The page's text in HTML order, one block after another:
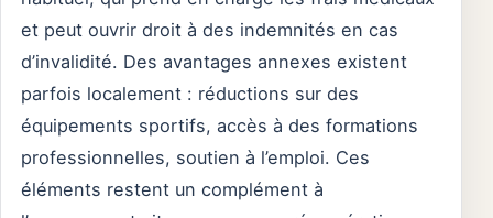
et peut ouvrir droit à des indemnités en cas
d’invalidité. Des avantages annexes existent
parfois localement : réductions sur des
équipements sportifs, accès à des formations
professionnelles, soutien à l’emploi. Ces
éléments restent un complément à